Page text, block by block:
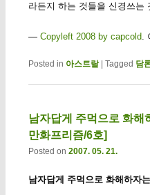
라든지 하는 것들을 신경쓰는
— Copyleft 2008 by capcold.
Posted in 아스트랄 Tagged 담
남자답게 주먹으로 화해
만화프리즘/6호]
Posted on 2007. 05. 21.
남자답게 주먹으로 화해하자